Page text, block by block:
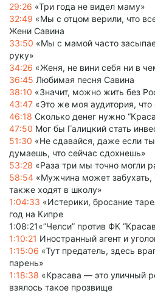
29:26 «Три года не видел маму»
32:49 «Мы с отцом верили, что
Жени Савина
33:50 «Мы с мамой часто
руку»
34:26 «Женя, не вини себя ни в
36:45 Любимая песня Савина
38:10 «Значит, можно жить без
43:47 «Это же моя аудитория,
46:18 Сколько денег нужно
47:50 Мог бы Галицкий стать
51:30 «Не сдавайся, даже если
думаешь, что сейчас сдохнешь»
53:28 «Раза три мы точно могли
58:54 «Мужчина может забухать,
также ходят в школу»
1:04:33 «Истерики, бросание
год на Кипре
1:08:21«”Челси” против ФК
1:10:21 Иностранный агент и
1:15:06 «Тут предатель, здесь
парень»
1:18:38 «Красава — это уличный
взялось такое прозвище